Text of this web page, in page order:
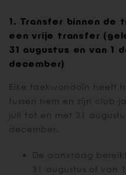
1. Transfer binnen
een vrije transfer
31 augustus en van 1
december)
Elke taekwondoïn heeft
tussen hem en zijn club
juli tot en met 31
december.
De aanvraag
31 augustus of van